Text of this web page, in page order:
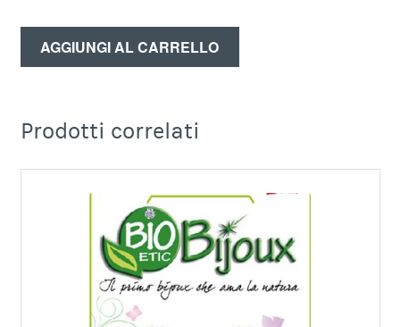
AGGIUNGI AL CARRELLO
Prodotti correlati